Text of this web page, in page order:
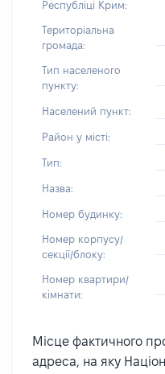
Республіці Крим:
Територіальна
громада:
Тип населеного
пункту:
Населений пункт:
Район у місті:
Тип:
Назва:
Номер будинку:
Номер корпусу/
секції/блоку:
Номер квартири/
кімнати:
Місце фактичного
адреса, на яку